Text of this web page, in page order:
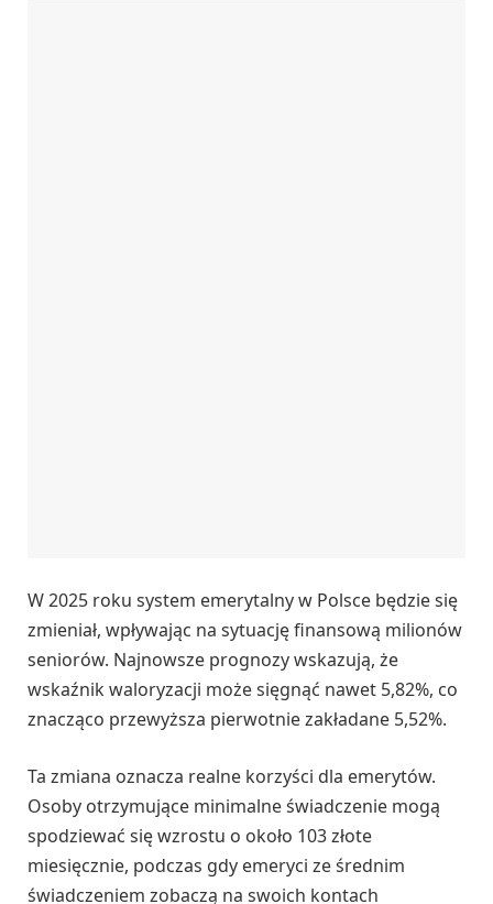
W 2025 roku system emerytalny w Polsce będzie się
zmieniał, wpływając na sytuację finansową milionów
seniorów. Najnowsze prognozy wskazują, że
wskaźnik waloryzacji może sięgnąć nawet 5,82%, co
znacząco przewyższa pierwotnie zakładane 5,52%.
Ta zmiana oznacza realne korzyści dla emerytów.
Osoby otrzymujące minimalne świadczenie mogą
spodziewać się wzrostu o około 103 złote
miesięcznie, podczas gdy emeryci ze średnim
świadczeniem zobaczą na swoich kontach